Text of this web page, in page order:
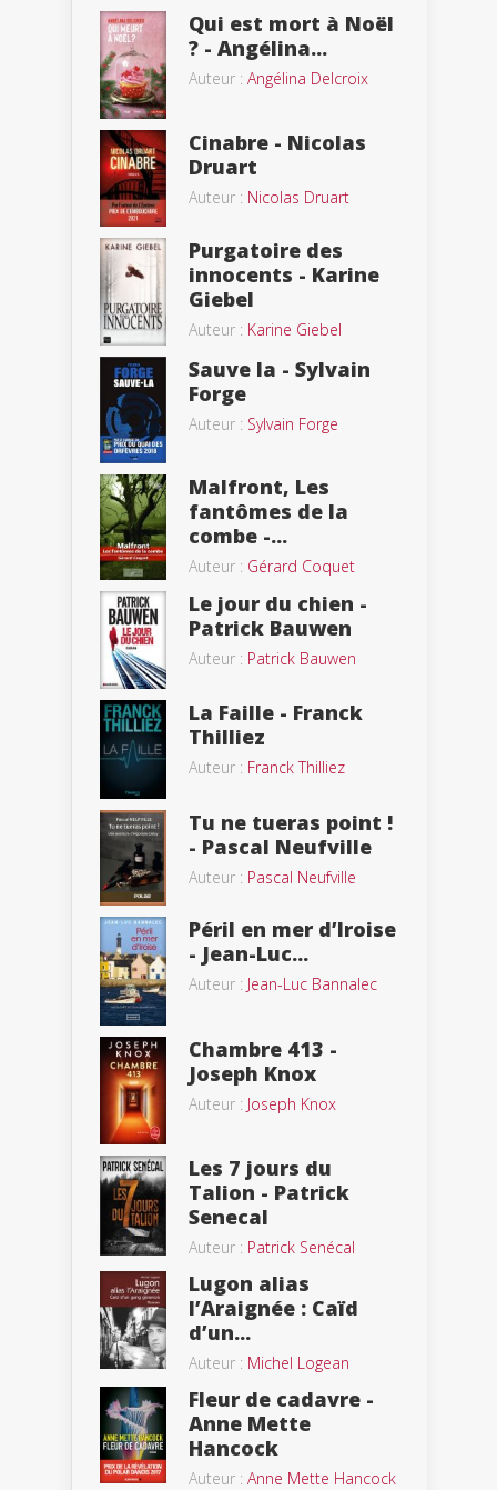
Qui est mort à Noël
? - Angélina...
Auteur : Angélina Delcroix
Cinabre - Nicolas
Druart
Auteur : Nicolas Druart
Purgatoire des
innocents - Karine
Giebel
Auteur : Karine Giebel
Sauve la - Sylvain
Forge
Auteur : Sylvain Forge
Malfront, Les
fantômes de la
combe -...
Auteur : Gérard Coquet
Le jour du chien -
Patrick Bauwen
Auteur : Patrick Bauwen
La Faille - Franck
Thilliez
Auteur : Franck Thilliez
Tu ne tueras point !
- Pascal Neufville
Auteur : Pascal Neufville
Péril en mer d’Iroise
- Jean-Luc...
Auteur : Jean-Luc Bannalec
Chambre 413 -
Joseph Knox
Auteur : Joseph Knox
Les 7 jours du
Talion - Patrick
Senecal
Auteur : Patrick Senécal
Lugon alias
l’Araignée : Caïd
d’un...
Auteur : Michel Logean
Fleur de cadavre -
Anne Mette
Hancock
Auteur : Anne Mette Hancock